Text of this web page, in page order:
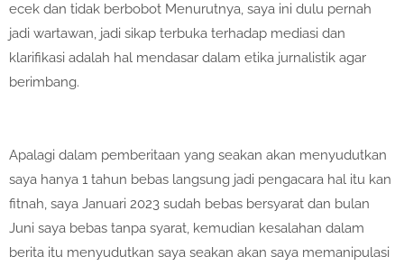
ecek dan tidak berbobot Menurutnya, saya ini dulu pernah
jadi wartawan, jadi sikap terbuka terhadap mediasi dan
klarifikasi adalah hal mendasar dalam etika jurnalistik agar
berimbang.
Apalagi dalam pemberitaan yang seakan akan menyudutkan
saya hanya 1 tahun bebas langsung jadi pengacara hal itu kan
fitnah, saya Januari 2023 sudah bebas bersyarat dan bulan
Juni saya bebas tanpa syarat, kemudian kesalahan dalam
berita itu menyudutkan saya seakan akan saya memanipulasi